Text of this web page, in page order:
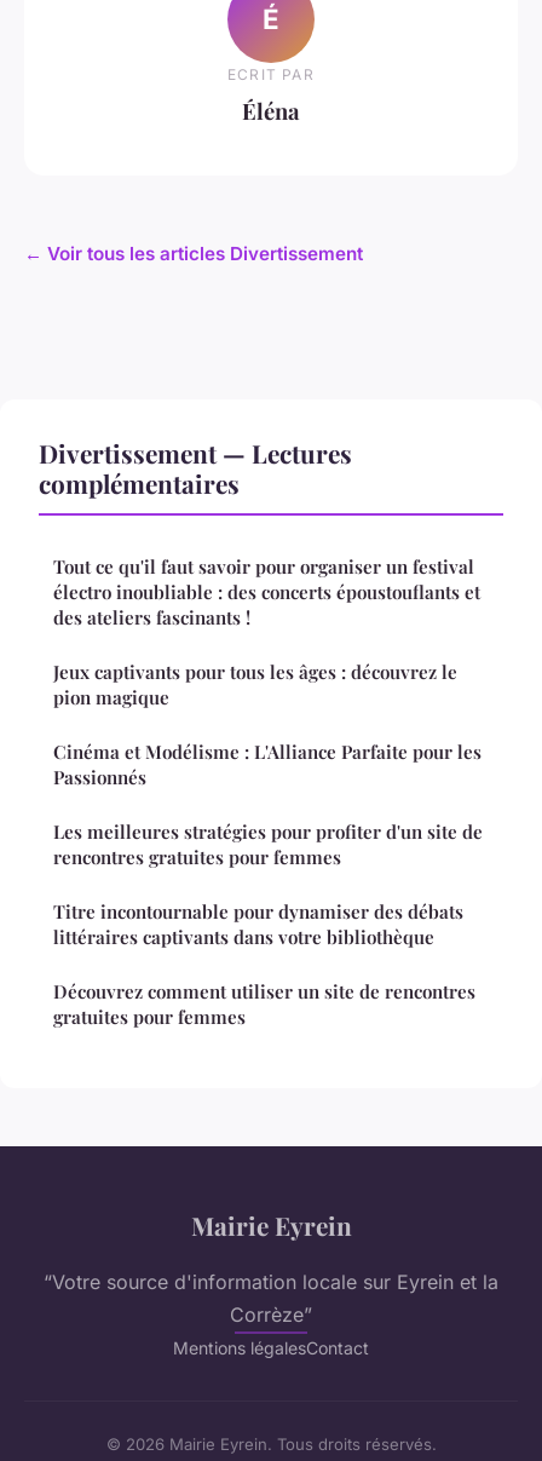
É
ECRIT PAR
Éléna
← Voir tous les articles Divertissement
Divertissement — Lectures
complémentaires
Tout ce qu'il faut savoir pour organiser un festival
électro inoubliable : des concerts époustouflants et
des ateliers fascinants !
Jeux captivants pour tous les âges : découvrez le
pion magique
Cinéma et Modélisme : L'Alliance Parfaite pour les
Passionnés
Les meilleures stratégies pour profiter d'un site de
rencontres gratuites pour femmes
Titre incontournable pour dynamiser des débats
littéraires captivants dans votre bibliothèque
Découvrez comment utiliser un site de rencontres
gratuites pour femmes
Mairie Eyrein
“Votre source d'information locale sur Eyrein et la
Corrèze”
Mentions légalesContact
© 2026 Mairie Eyrein. Tous droits réservés.